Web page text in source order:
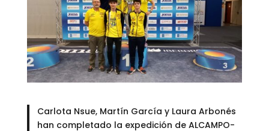
Carlota Nsue, Martín García y Laura Arbonés
han completado la expedición de ALCAMPO-